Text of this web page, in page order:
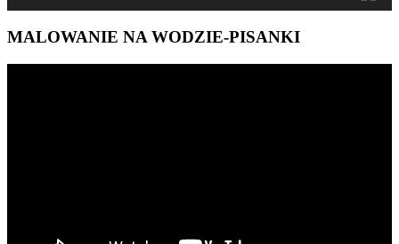
MALOWANIE NA WODZIE-PISANKI